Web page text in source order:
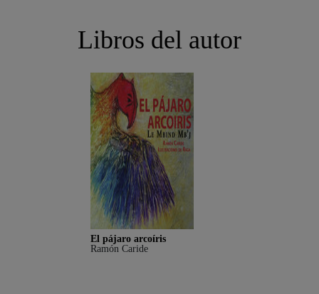
Libros del autor
El pájaro arcoíris
Ramón Caride